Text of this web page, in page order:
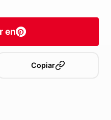
en
Copiar